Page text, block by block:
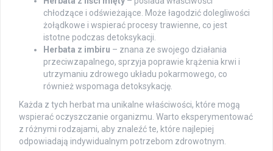
chłodzące i odświeżające. Może łagodzić dolegliwości
żołądkowe i wspierać procesy trawienne, co jest
istotne podczas detoksykacji.
Herbata z imbiru – znana ze swojego działania
przeciwzapalnego, sprzyja poprawie krążenia krwi i
utrzymaniu zdrowego układu pokarmowego, co
również wspomaga detoksykację.
Każda z tych herbat ma unikalne właściwości, które mogą
wspierać oczyszczanie organizmu. Warto eksperymentować
z różnymi rodzajami, aby znaleźć te, które najlepiej
odpowiadają indywidualnym potrzebom zdrowotnym.